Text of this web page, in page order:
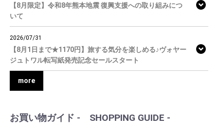
【8月限定】令和8年熊本地震 復興支援への取り組みにつ
いて
2026/07/31
【8月1日まで★1170円】旅する気分を楽しめる♪ヴォヤー
ジュトワル転写紙発売記念セールスタート
more
お買い物ガイド - SHOPPING GUIDE -